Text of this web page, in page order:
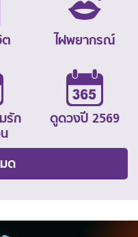
ต ไฝพยากรณ์
รัก
ดูดวงปี 2569
ด